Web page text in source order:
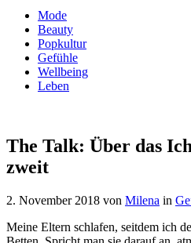
Mode
Beauty
Popkultur
Gefühle
Wellbeing
Leben
The Talk: Über das
zweit
2. November 2018 von Milena in
Meine Eltern schlafen, seitdem ich